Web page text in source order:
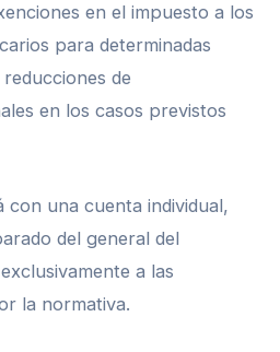
en el impuesto a los
para determinadas
de
en los casos previstos
con una cuenta individual,
del general del
a las
la normativa.